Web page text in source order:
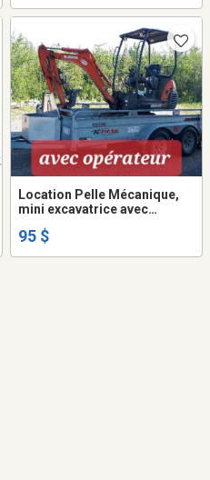
Location Pelle Mécanique,
mini excavatrice avec
95 $